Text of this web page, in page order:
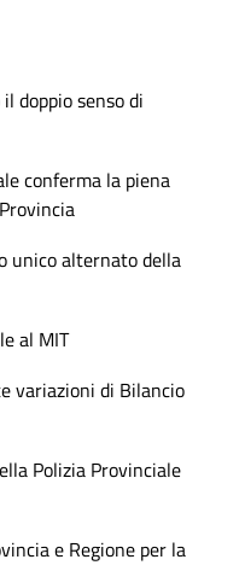
doppio senso di
conferma la piena
unico alternato della
al MIT
variazioni di Bilancio
Polizia Provinciale
e Regione per la